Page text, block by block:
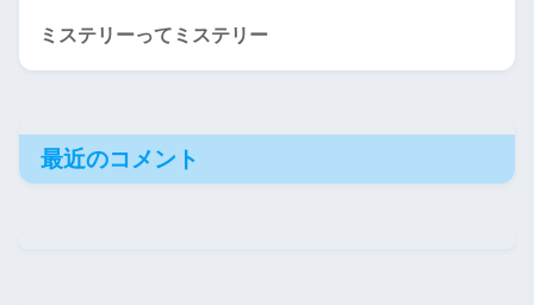
ミステリーってミステリー
最近のコメント